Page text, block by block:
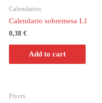
Calendarios
Calendario sobremesa L1
0,38 €
Add to cart
Flyers